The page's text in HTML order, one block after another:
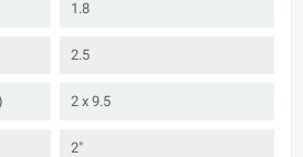
1.8
2.5
2 x 9.5
2"